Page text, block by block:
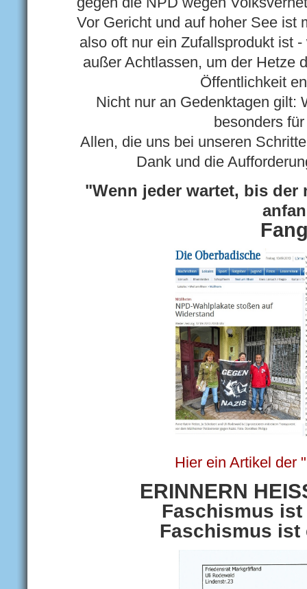
Vor Gericht und auf hoher See ist
also oft nur ein Zufallsprodukt ist
außer Achtlassen, um der Hetze
Öffentlichkeit
Nicht nur an Gedenktagen gilt:
besonders
Allen, die uns bei unseren
Dank und die
"Wenn jeder wartet, bis
Hier ein Artikel der
ERINNERN
Faschismus
Faschismus ist